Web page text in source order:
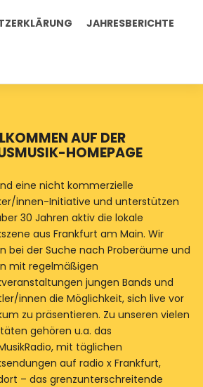
JAHRESBERICHTE
es für
AUF DER
HOMEPAGE
eine nicht kommerzielle
innen-Initiative und unterstützen
30 Jahren aktiv die lokale
aus Frankfurt am Main. Wir
bei der Suche nach Proberäume und
mit regelmäßigen
jungen Bands und
innen die Möglichkeit, sich live vor
zu präsentieren. Zu unseren vielen
gehören u.a. das
mit täglichen
auf radio x Frankfurt,
– das grenzunterschreitende